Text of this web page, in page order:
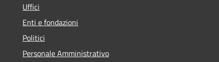
Uffici
Enti e fondazioni
Politici
Personale Amministrativo